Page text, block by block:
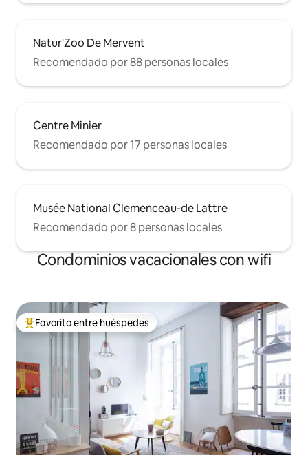
Natur'Zoo De Mervent
Recomendado por 88 personas locales
Centre Minier
Recomendado por 17 personas locales
Musée National Clemenceau-de Lattre
Recomendado por 8 personas locales
Condominios vacacionales con wifi
Favorito entre huéspedes preferido
Favorito entre huéspedes